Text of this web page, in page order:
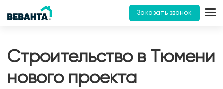
Заказать звонок
Строительство в Тюмени
нового проекта